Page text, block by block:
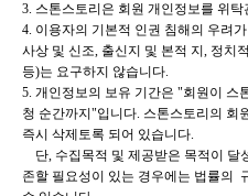
3. 스톤스토리은 회원 개인정보를 위
4. 이용자의 기본적 인권 침해의 우려
사상 및 신조, 출신지 및 본적 지, 정치
등)는 요구하지 않습니다.
5. 개인정보의 보유 기간은 "회원이 스
청 순간까지"입니다. 스톤스토리의 회
즉시 삭제토록 되어 있습니다.
단, 수집목적 및 제공받은 목적이 달
존할 필요성이 있는 경우에는 법률의